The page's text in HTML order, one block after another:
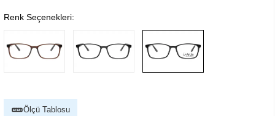
Renk Seçenekleri:
Ölçü Tablosu